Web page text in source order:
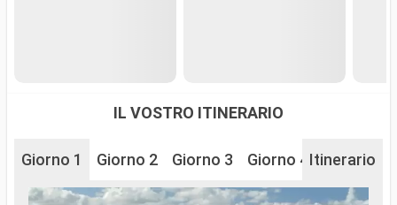
IL VOSTRO ITINERARIO
Giorno 1 Giorno 2 Giorno 3 Giorno 4 Giorno 5
Itinerario